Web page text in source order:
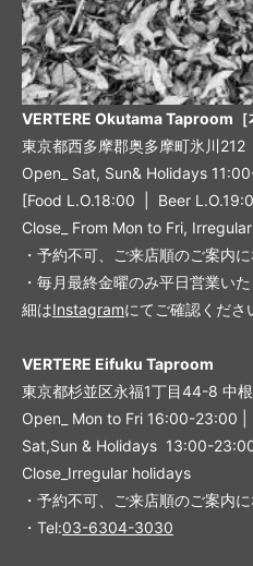
VERTERE Okutama Taproom［
東京都西多摩郡奥多摩町氷川212
Open_ Sat, Sun& Holidays
[Food L.O.18:00 | Beer
Close_ From Mon to Fri,
・予約不可、ご来店順のご案内に
・毎月最終金曜のみ平日営業い
細はInstagramにてご確認くださ
VERTERE Eifuku Taproom
東京都杉並区永福1丁目44-8 中
Open_ Mon to Fri 16:00-23:00 |
Sat,Sun & Holidays 13:00-
Close_Irregular holidays
・予約不可、ご来店順のご案内に
・Tel:03-6304-3030